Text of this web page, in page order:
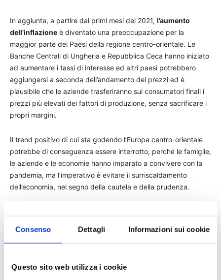
Consenso Dettagli Informazioni sui cookie
Questo sito web utilizza i cookie
In aggiunta, a partire dai primi mesi del 2021, l’aumento
dell’inflazione è diventato una preoccupazione per la
maggior parte dei Paesi della regione centro-orientale. Le
Banche Centrali di Ungheria e Repubblica Ceca hanno iniziato
ad aumentare i tassi di interesse ed altri paesi potrebbero
aggiungersi a seconda dell’andamento dei prezzi ed è
plausibile che le aziende trasferiranno sui consumatori finali i
prezzi più elevati dei fattori di produzione, senza sacrificare i
propri margini.
Il trend positivo di cui sta godendo l’Europa centro-orientale
potrebbe di conseguenza essere interrotto, perché le famiglie,
le aziende e le economie hanno imparato a convivere con la
pandemia, ma l’imperativo è evitare il surriscaldamento
dell’economia, nel segno della cautela e della prudenza.